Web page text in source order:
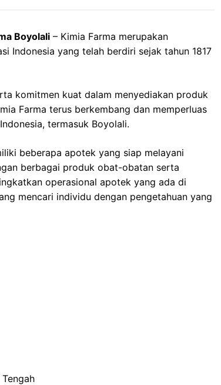
Boyolali – Kimia Farma merupakan
Indonesia yang telah berdiri sejak tahun 1817
komitmen kuat dalam menyediakan produk
Farma terus berkembang dan memperluas
termasuk Boyolali.
beberapa apotek yang siap melayani
berbagai produk obat-obatan serta
operasional apotek yang ada di
mencari individu dengan pengetahuan yang